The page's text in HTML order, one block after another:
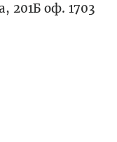
201Б оф. 1703